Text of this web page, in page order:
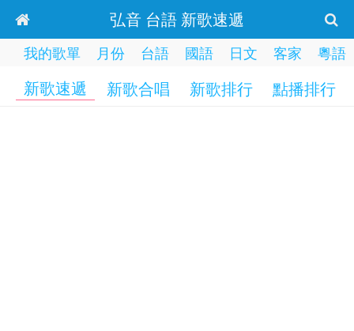
弘音 台語 新歌速遞
我的歌單 月份 台語 國語 日文 客家 粵語
新歌速遞 新歌合唱 新歌排行 點播排行